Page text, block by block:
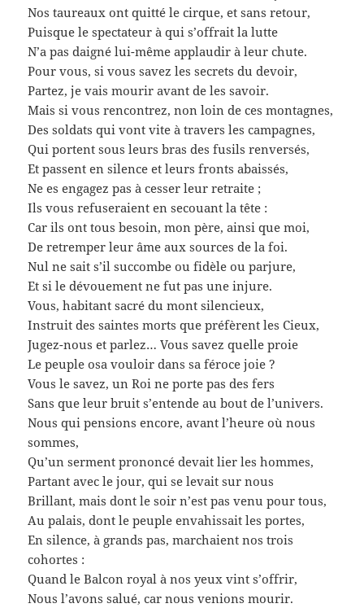
Nos taureaux ont quitté le cirque, et sans retour,
Puisque le spectateur à qui s’offrait la lutte
N’a pas daigné lui-même applaudir à leur chute.
Pour vous, si vous savez les secrets du devoir,
Partez, je vais mourir avant de les savoir.
Mais si vous rencontrez, non loin de ces montagnes,
Des soldats qui vont vite à travers les campagnes,
Qui portent sous leurs bras des fusils renversés,
Et passent en silence et leurs fronts abaissés,
Ne es engagez pas à cesser leur retraite ;
Ils vous refuseraient en secouant la tête :
Car ils ont tous besoin, mon père, ainsi que moi,
De retremper leur âme aux sources de la foi.
Nul ne sait s’il succombe ou fidèle ou parjure,
Et si le dévouement ne fut pas une injure.
Vous, habitant sacré du mont silencieux,
Instruit des saintes morts que préfèrent les Cieux,
Jugez-nous et parlez… Vous savez quelle proie
Le peuple osa vouloir dans sa féroce joie ?
Vous le savez, un Roi ne porte pas des fers
Sans que leur bruit s’entende au bout de l’univers.
Nous qui pensions encore, avant l’heure où nous
sommes,
Qu’un serment prononcé devait lier les hommes,
Partant avec le jour, qui se levait sur nous
Brillant, mais dont le soir n’est pas venu pour tous,
Au palais, dont le peuple envahissait les portes,
En silence, à grands pas, marchaient nos trois
cohortes :
Quand le Balcon royal à nos yeux vint s’offrir,
Nous l’avons salué, car nous venions mourir.